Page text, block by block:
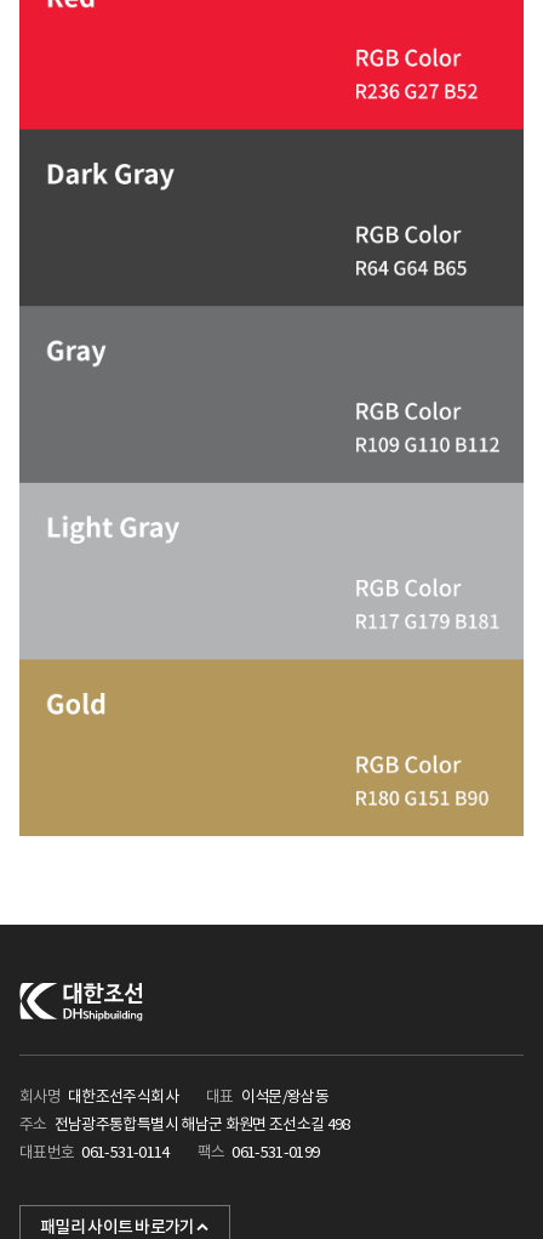
회사명 대한조선주식회사 대표 이석문/왕삼동
주소 전남광주통합특별시 해남군 화원면 조선소길 498
대표번호 061-531-0114 팩스 061-531-0199
패밀리 사이트 바로가기
KHI